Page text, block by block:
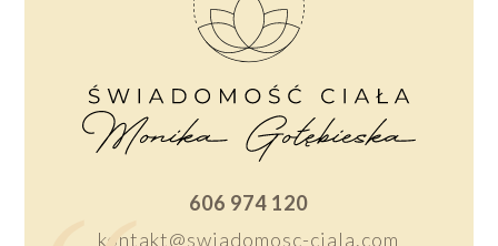
606 974 120
kontakt@swiadomosc-ciala.com